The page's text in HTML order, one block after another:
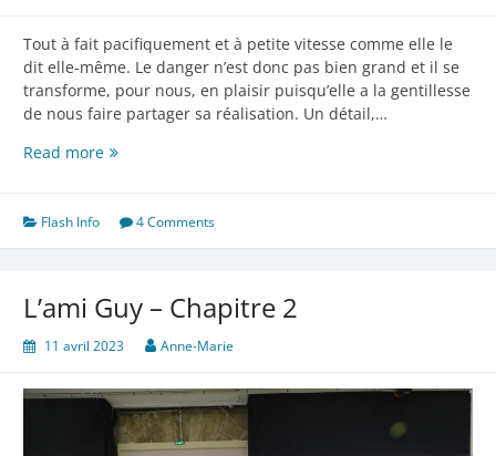
Tout à fait pacifiquement et à petite vitesse comme elle le
dit elle-même. Le danger n’est donc pas bien grand et il se
transforme, pour nous, en plaisir puisqu’elle a la gentillesse
de nous faire partager sa réalisation. Un détail,…
Read moreClaude
Hongrie
Flash Info 4 Comments
L’ami Guy – Chapitre 2
11 avril 2023 Anne-Marie